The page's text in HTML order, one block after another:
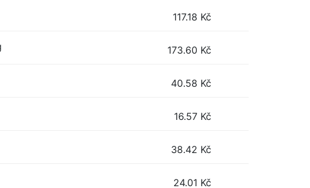
117.18 Kč
173.60 Kč
40.58 Kč
16.57 Kč
38.42 Kč
24.01 Kč